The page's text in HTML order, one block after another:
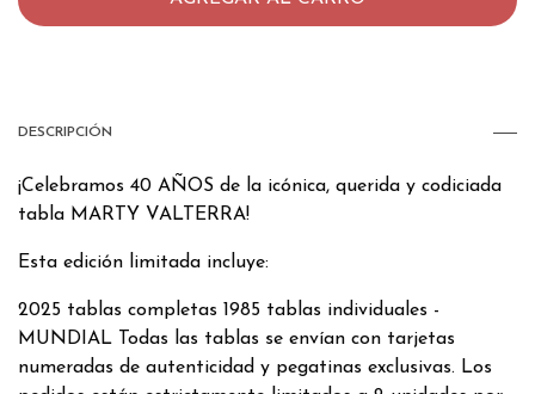
DESCRIPCIÓN
¡Celebramos 40 AÑOS de la icónica, querida y codiciada
tabla MARTY VALTERRA!
Esta edición limitada incluye:
2025 tablas completas 1985 tablas individuales -
MUNDIAL Todas las tablas se envían con tarjetas
numeradas de autenticidad y pegatinas exclusivas. Los